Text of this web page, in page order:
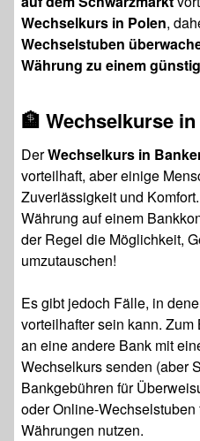
Wechselkurs in Polen,
Wechselstuben
Währung zu einem
🏦 Wechselkurse
DerWechselkurs in
vorteilhaft, aber einige
Zuverlässigkeit und
Währung auf einem
der Regel die Möglichkeit,
umzutauschen!
Es gibt jedoch Fälle, in
vorteilhafter sein kann.
an eine andere Bank mit
Wechselkurs senden (aber
Bankgebühren für
oder Online-
Währungen nutzen.